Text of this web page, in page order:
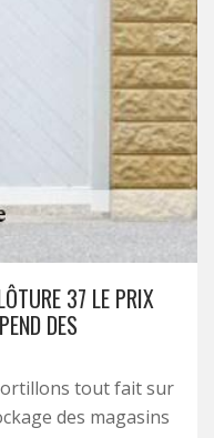
37 LE PRIX
DES
tout fait sur
des magasins